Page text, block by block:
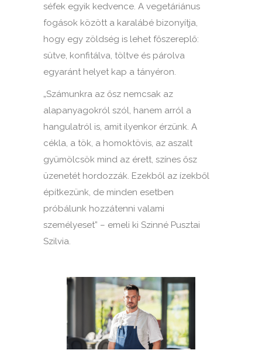
séfek egyik kedvence. A vegetáriánus
fogások között a karalábé bizonyítja,
hogy egy zöldség is lehet főszereplő:
sütve, konfitálva, töltve és párolva
egyaránt helyet kap a tányéron.
„Számunkra az ősz nemcsak az
alapanyagokról szól, hanem arról a
hangulatról is, amit ilyenkor érzünk. A
cékla, a tök, a homoktövis, az aszalt
gyümölcsök mind az érett, színes ősz
üzenetét hordozzák. Ezekből az ízekből
építkezünk, de minden esetben
próbálunk hozzátenni valami
személyeset” – emeli ki Szinné Pusztai
Szilvia.